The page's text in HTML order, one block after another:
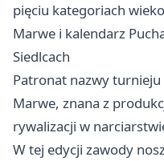
pięciu kategoriach
Marwe i kalendarz
Siedlcach
Patronat nazwy
Marwe, znana z
rywalizacji w
W tej edycji zawody